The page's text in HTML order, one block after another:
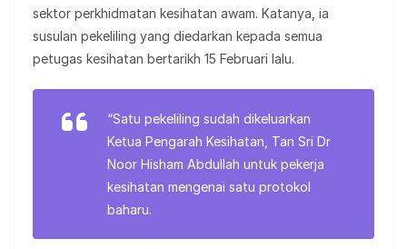
sektor perkhidmatan kesihatan awam. Katanya, ia
susulan pekeliling yang diedarkan kepada semua
petugas kesihatan bertarikh 15 Februari lalu.
“Satu pekeliling sudah dikeluarkan
Ketua Pengarah Kesihatan, Tan Sri Dr
Noor Hisham Abdullah untuk pekerja
kesihatan mengenai satu protokol
baharu.